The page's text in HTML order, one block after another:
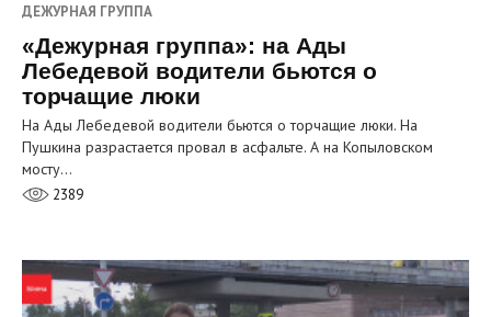
ДЕЖУРНАЯ ГРУППА
«Дежурная группа»: на Ады
Лебедевой водители бьются о
торчащие люки
На Ады Лебедевой водители бьются о торчащие люки. На
Пушкина разрастается провал в асфальте. А на Копыловском
мосту…
2389